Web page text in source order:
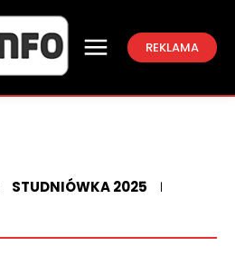
REKLAMA
STUDNIÓWKA 2025